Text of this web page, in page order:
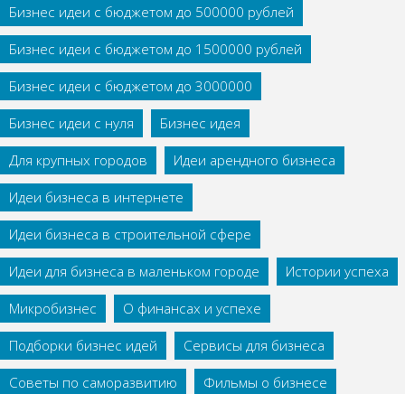
Бизнес идеи с бюджетом до 500000 рублей
Бизнес идеи с бюджетом до 1500000 рублей
Бизнес идеи с бюджетом до 3000000
Бизнес идеи с нуля
Бизнес идея
Для крупных городов
Идеи арендного бизнеса
Идеи бизнеса в интернете
Идеи бизнеса в строительной сфере
Идеи для бизнеса в маленьком городе
Истории успеха
Микробизнес
О финансах и успехе
Подборки бизнес идей
Сервисы для бизнеса
Советы по саморазвитию
Фильмы о бизнесе